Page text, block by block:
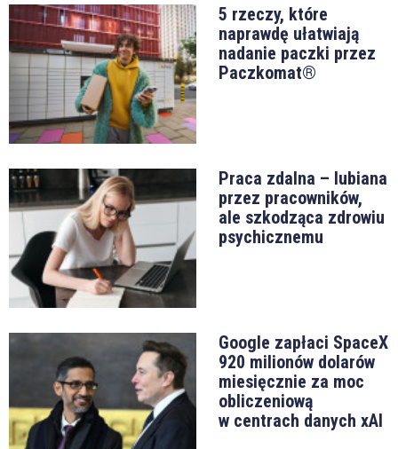
5 rzeczy, które
naprawdę ułatwiają
nadanie paczki przez
Paczkomat®
Praca zdalna – lubiana
przez pracowników,
ale szkodząca zdrowiu
psychicznemu
Google zapłaci SpaceX
920 milionów dolarów
miesięcznie za moc
obliczeniową
w centrach danych xAI